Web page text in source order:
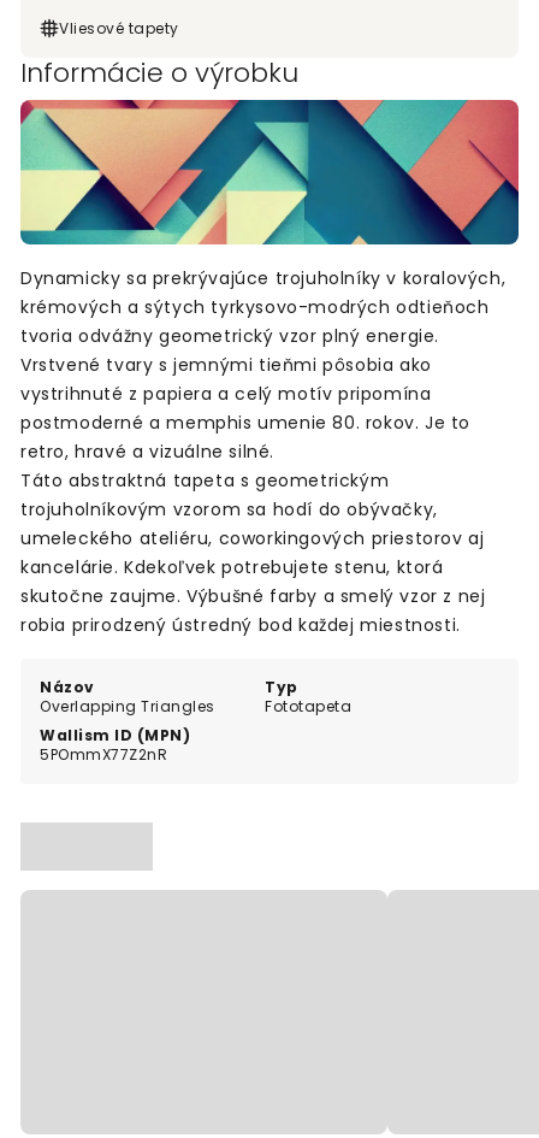
Vliesové tapety
Informácie o výrobku
Názov
Overlapping Triangles
Typ
Fototapeta
Wallism ID (MPN)
5POmmX77Z2nR
Dynamicky sa prekrývajúce trojuholníky v koralových,
krémových a sýtych tyrkysovo-modrých odtieňoch
tvoria odvážny geometrický vzor plný energie.
Vrstvené tvary s jemnými tieňmi pôsobia ako
vystrihnuté z papiera a celý motív pripomína
postmoderné a memphis umenie 80. rokov. Je to
retro, hravé a vizuálne silné.
Táto abstraktná tapeta s geometrickým
trojuholníkovým vzorom sa hodí do obývačky,
umeleckého ateliéru, coworkingových priestorov aj
kancelárie. Kdekoľvek potrebujete stenu, ktorá
skutočne zaujme. Výbušné farby a smelý vzor z nej
robia prirodzený ústredný bod každej miestnosti.